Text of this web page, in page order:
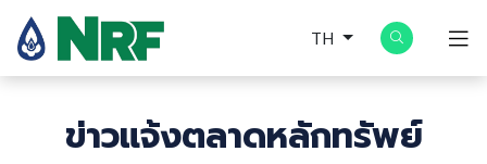
TH
ข่าวแจ้งตลาดหลักทรัพย์